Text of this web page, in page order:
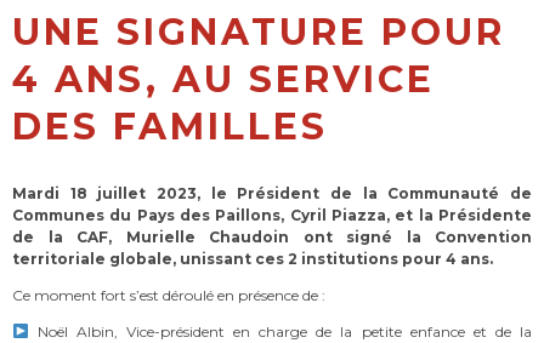
UNE SIGNATURE POUR
4 ANS, AU SERVICE
DES FAMILLES
Mardi 18 juillet 2023, le Président de la Communauté de
Communes du Pays des Paillons, Cyril Piazza, et la Présidente
de la CAF, Murielle Chaudoin ont signé la Convention
territoriale globale, unissant ces 2 institutions pour 4 ans.
Ce moment fort s’est déroulé en présence de :
Noël Albin, Vice-président en charge de la petite enfance et de la